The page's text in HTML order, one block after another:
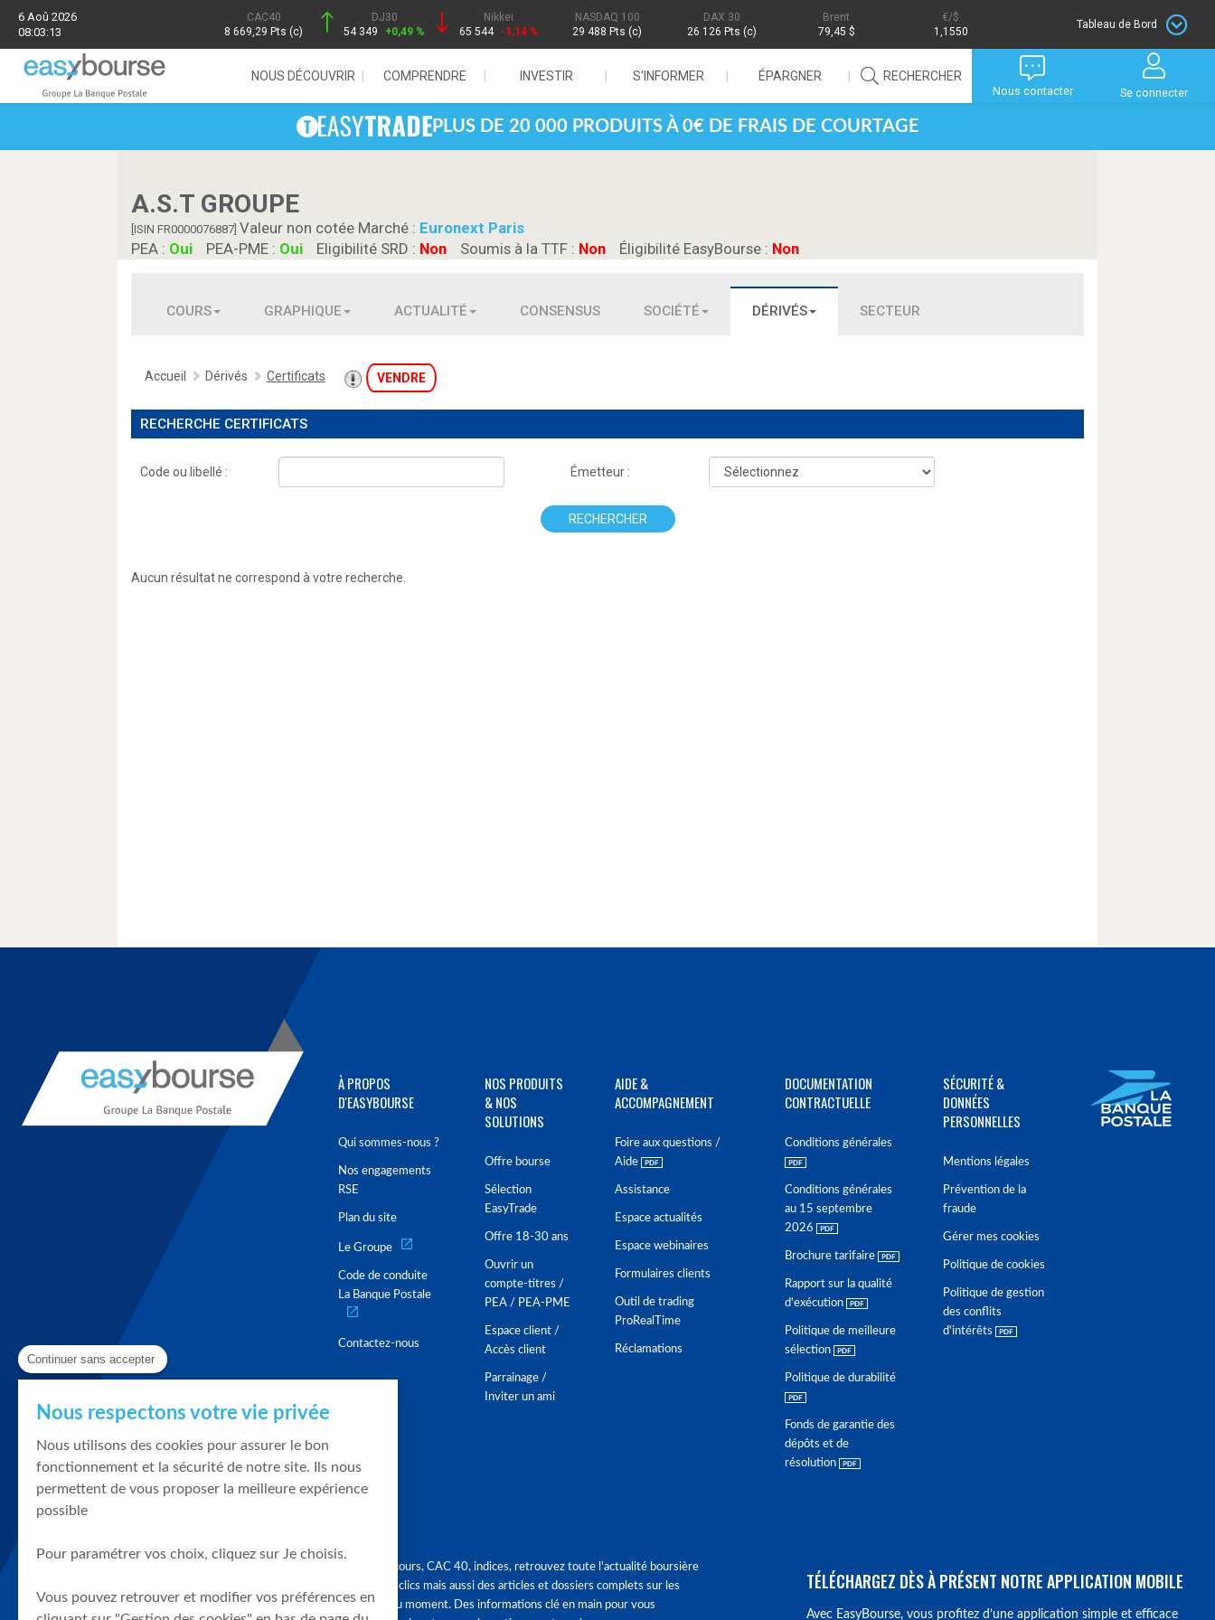
6 Aoû 2026
08:03:13
CAC40
8 669,29 Pts (c)
DJ30
54 349
+0,49 %
Nikkei
65 544 -1,14 %
NASDAQ 100
29 488 Pts (c)
DAX 30
26 126 Pts (c)
Brent
79,45 $
/$
1,1550
Tableau de Bord
NOUS DÉCOUVRIR COMPRENDRE INVESTIR S'INFORMER ÉPARGNER RECHERCHER
Nous contacter Se connecter
PLUS DE 20 000 PRODUITS À 0€ DE FRAIS DE COURTAGE
A.S.T GROUPE
[ISIN FR0000076887] Valeur non cotée Marché : Euronext Paris
PEA : Oui PEA-PME : Oui Eligibilité SRD : Non Soumis à la TTF : Non Éligibilité EasyBourse : Non
COURS GRAPHIQUE ACTUALITÉ CONSENSUS SOCIÉTÉ DÉRIVÉS SECTEUR
Accueil Dérivés Certificats VENDRE
RECHERCHE CERTIFICATS
Code ou libellé : Émetteur :
RECHERCHER
Aucun résultat ne correspond à votre recherche.
À PROPOS
D'EASYBOURSE
Qui sommes-nous ?
Nos engagements
RSE
Plan du site
Le Groupe
Code de conduite
La Banque Postale
Contactez-nous
NOS PRODUITS
& NOS
SOLUTIONS
Offre bourse
Sélection
EasyTrade
Offre 18-30 ans
Ouvrir un
compte-titres /
PEA / PEA-PME
Espace client /
Accès client
Parrainage /
Inviter un ami
AIDE &
ACCOMPAGNEMENT
Foire aux questions /
Aide
Assistance
Espace actualités
Espace webinaires
Formulaires clients
Outil de trading
ProRealTime
Réclamations
DOCUMENTATION
CONTRACTUELLE
Conditions générales
Conditions générales
au 15 septembre
2026
Brochure tarifaire
Rapport sur la qualité
d'exécution
Politique de meilleure
sélection
Politique de durabilité
Fonds de garantie des
dépôts et de
résolution
SÉCURITÉ &
DONNÉES
PERSONNELLES
Mentions légales
Prévention de la
fraude
Gérer mes cookies
Politique de cookies
Politique de gestion
des conflits
d'intérêts
Graphique, cours, CAC 40, indices, retrouvez toute l'actualité boursière
en quelques clics mais aussi des articles et dossiers complets sur les
tendances du moment. Des informations clé en main pour vous
TÉLÉCHARGEZ DÈS À PRÉSENT NOTRE APPLICATION MOBILE
Avec EasyBourse, vous profitez d’une application simple et efficace
Continuer sans accepter
Nous respectons votre vie privée
Nous utilisons des cookies pour assurer le bon
fonctionnement et la sécurité de notre site. Ils nous
permettent de vous proposer la meilleure expérience
possible
Pour paramétrer vos choix, cliquez sur Je choisis.
Vous pouvez retrouver et modifier vos préférences en